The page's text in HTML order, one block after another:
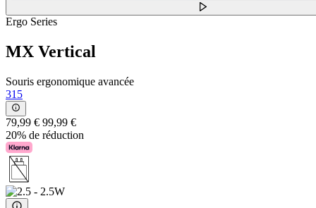
Ergo Series
MX Vertical
Souris ergonomique avancée
315
79,99 € 99,99 €
20% de réduction